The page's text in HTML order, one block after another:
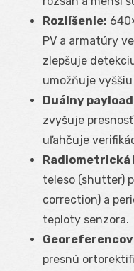
Rozlíšenie:
PV a armatúry
zlepšuje
umožňuje
Duálny
zvyšuje
uľahčuje
Radiometrická
teleso (shutter)
correction) a
teploty senzora.
presnú